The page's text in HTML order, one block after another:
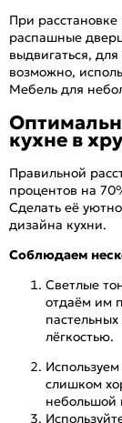
При
распашные
выдвигаться,
возможно,
Мебель для
кухне в
Правильной
процентов на
Сделать её
дизайна кухни.
Соблюдаем
Светлые
отдаём им
лёгкостью.
слишком
небольшой